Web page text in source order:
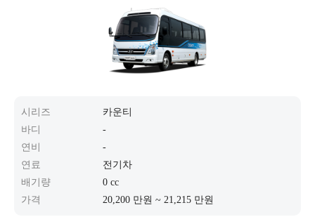
시리즈
카운티
바디
-
연비
-
연료
전기차
배기량
0 cc
가격
20,200 만원 ~ 21,215 만원